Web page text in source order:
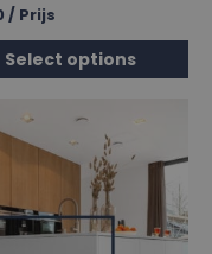
/ Prijs
Select options